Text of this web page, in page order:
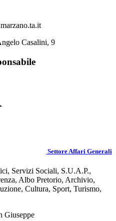
Casalini, 9
Settore Affari Generali
Servizi Sociali, S.U.A.P.,
Albo Pretorio, Archivio,
Cultura, Sport, Turismo,
Giuseppe